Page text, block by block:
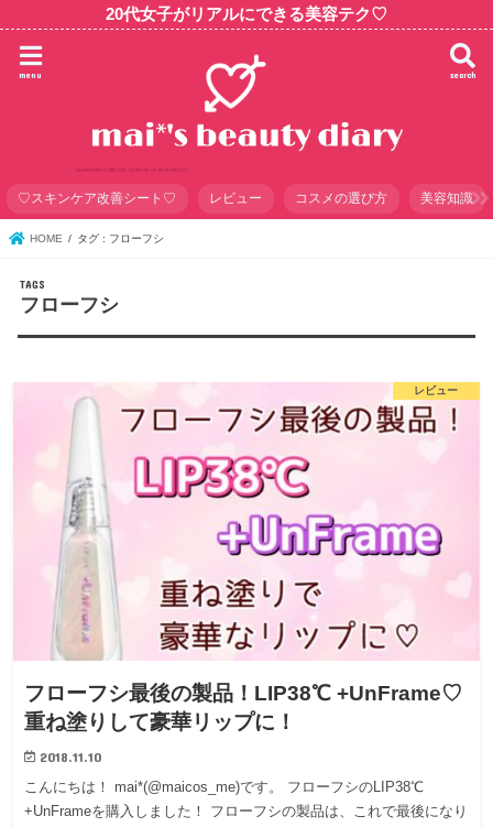
20代女子がリアルにできる美容テク♡
search
menu
♡スキンケア改善シート♡ レビュー コスメの選び方 美容知識
HOME タグ : フローフシ
フローフシ
レビュー
フローフシ最後の製品！LIP38℃ +UnFrame♡
重ね塗りして豪華リップに！
2018.11.10
こんにちは！ mai*(@maicos_me)です。 フローフシのLIP38℃
+UnFrameを購入しました！ フローフシの製品は、これで最後になり